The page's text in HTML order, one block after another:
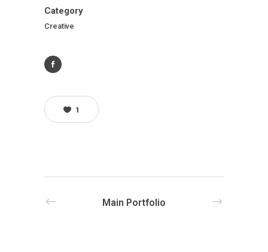
Category
Creative
1
Main Portfolio